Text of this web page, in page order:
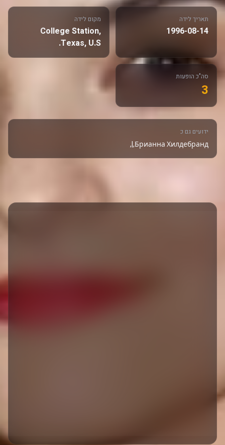
תאריך לידה
1996-08-14
מקום לידה
College Station,
Texas, U.S.
סה"כ הופעות
3
ידועים גם כ
Брианна Хилдебранд,|,